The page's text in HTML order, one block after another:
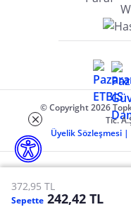
372,95 TL
Sepette 242,42 TL
© Copyright 2026
Tic.
Üyelik Sözleşmesi |